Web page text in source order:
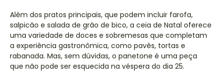
Além dos pratos principais, que podem incluir farofa,
salpicão e salada de grão de bico, a ceia de Natal oferece
uma variedade de doces e sobremesas que completam
a experiência gastronômica, como pavês, tortas e
rabanada. Mas, sem dúvidas, o panetone é uma peça
que não pode ser esquecida na véspera do dia 25.